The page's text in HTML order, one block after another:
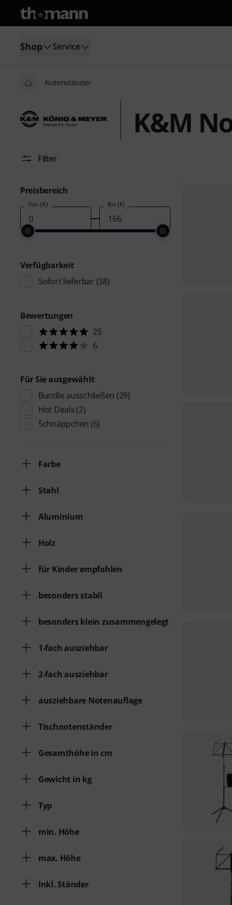
Shop Service
Notenständer
K&M
Filter
Preisbereich
Von (€) Bis (€)
Verfügbarkeit
Sofort lieferbar (38)
Bewertungen
25
6
Für Sie ausgewählt
Bundle ausschließen (29)
Hot Deals (2)
Schnäppchen (6)
Farbe
Stahl
Aluminium
Holz
für Kinder empfohlen
besonders stabil
besonders klein zusammengelegt
1-fach ausziehbar
2-fach ausziehbar
ausziehbare Notenauflage
Tischnotenständer
Gesamthöhe in cm
Gewicht in kg
Typ
min. Höhe
max. Höhe
Inkl. Ständer